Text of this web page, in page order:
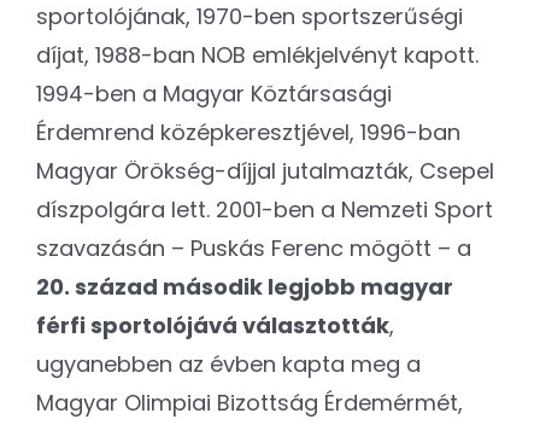
sportolójának, 1970-ben sportszerűségi
díjat, 1988-ban NOB emlékjelvényt kapott.
1994-ben a Magyar Köztársasági
Érdemrend középkeresztjével, 1996-ban
Magyar Örökség-díjjal jutalmazták, Csepel
díszpolgára lett. 2001-ben a Nemzeti Sport
szavazásán – Puskás Ferenc mögött – a
20. század második legjobb magyar
férfi sportolójává választották,
ugyanebben az évben kapta meg a
Magyar Olimpiai Bizottság Érdemérmét,